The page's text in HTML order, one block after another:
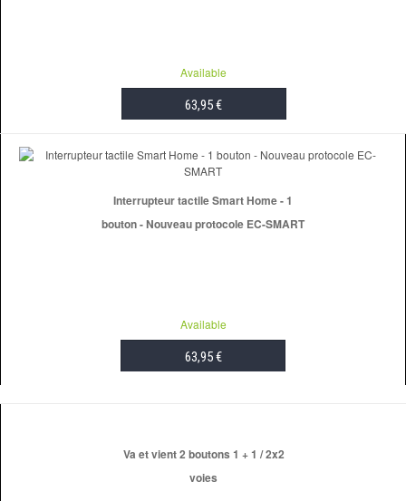
Available
63,95 €
Interrupteur tactile Smart Home - 1
bouton - Nouveau protocole EC-SMART
Available
63,95 €
Va et vient 2 boutons 1 + 1 / 2x2
voies